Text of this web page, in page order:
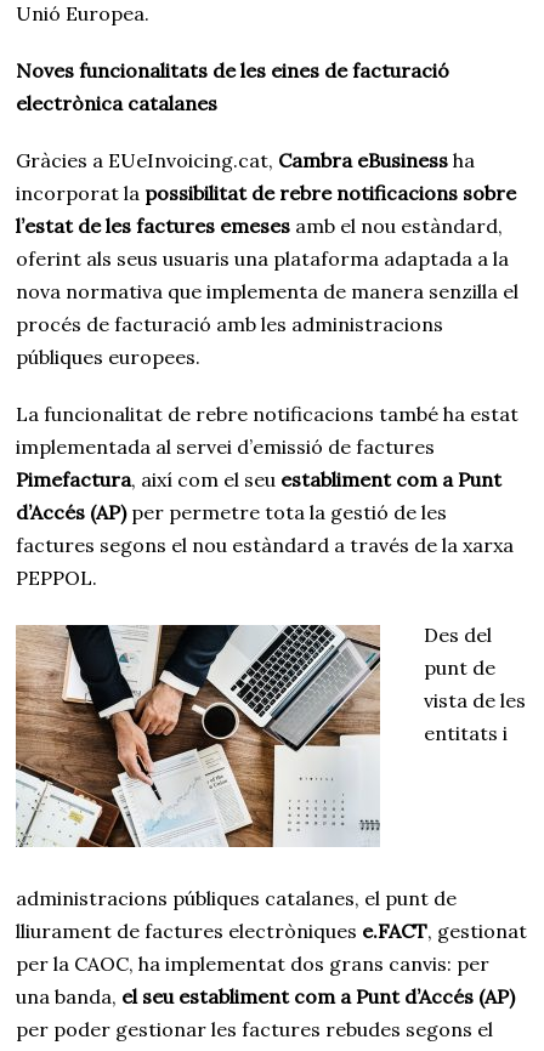
Unió Europea.
Noves funcionalitats de les eines de facturació
electrònica catalanes
Gràcies a EUeInvoicing.cat, Cambra eBusiness ha
incorporat la possibilitat de rebre notificacions sobre
l’estat de les factures emeses amb el nou estàndard,
oferint als seus usuaris una plataforma adaptada a la
nova normativa que implementa de manera senzilla el
procés de facturació amb les administracions
públiques europees.
La funcionalitat de rebre notificacions també ha estat
implementada al servei d’emissió de factures
Pimefactura, així com el seu establiment com a Punt
d’Accés (AP) per permetre tota la gestió de les
factures segons el nou estàndard a través de la xarxa
PEPPOL.
Des del
punt de
vista de les
entitats i
administracions públiques catalanes, el punt de
lliurament de factures electròniques e.FACT, gestionat
per la CAOC, ha implementat dos grans canvis: per
una banda, el seu establiment com a Punt d’Accés (AP)
per poder gestionar les factures rebudes segons el